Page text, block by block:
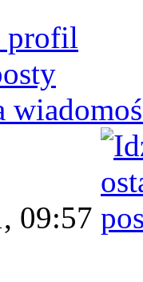
profil
09:57